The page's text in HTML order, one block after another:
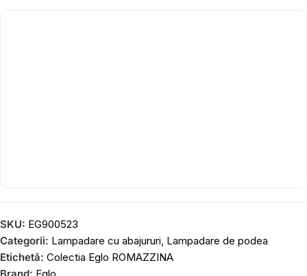
SKU: EG900523
Categorii: Lampadare cu abajururi, Lampadare de podea
Etichetă: Colectia Eglo ROMAZZINA